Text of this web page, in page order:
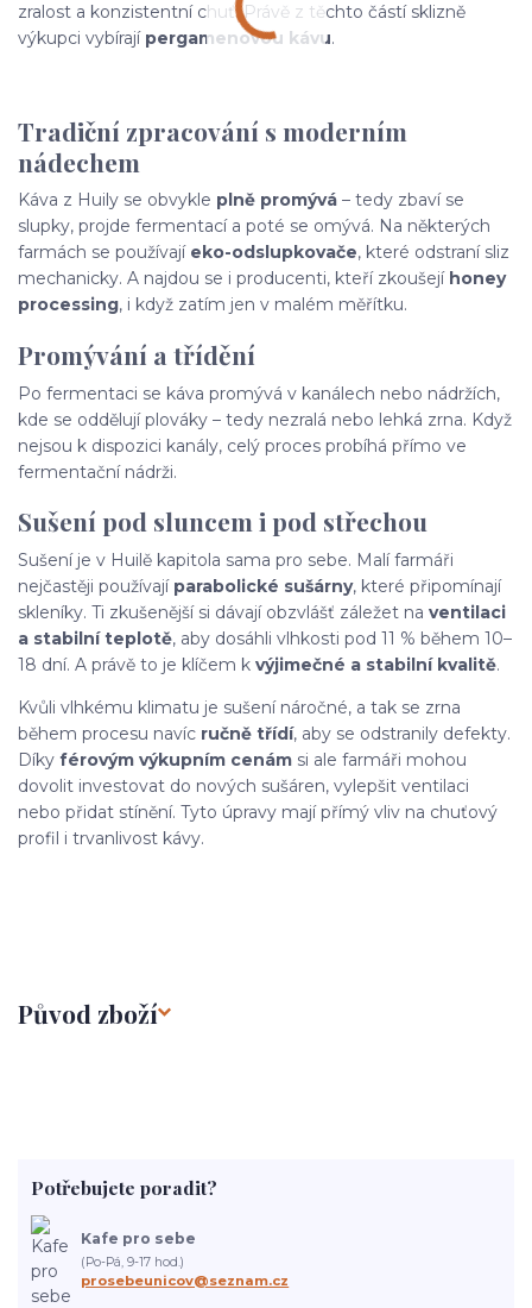
zralost a konzistentní chuť. Právě z těchto částí sklizně
výkupci vybírají pergamenovou kávu.
Tradiční zpracování s moderním
nádechem
Káva z Huily se obvykle plně promývá – tedy zbaví se
slupky, projde fermentací a poté se omývá. Na některých
farmách se používají eko-odslupkovače, které odstraní sliz
mechanicky. A najdou se i producenti, kteří zkoušejí honey
processing, i když zatím jen v malém měřítku.
Promývání a třídění
Po fermentaci se káva promývá v kanálech nebo nádržích,
kde se oddělují plováky – tedy nezralá nebo lehká zrna. Když
nejsou k dispozici kanály, celý proces probíhá přímo ve
fermentační nádrži.
Sušení pod sluncem i pod střechou
Sušení je v Huilě kapitola sama pro sebe. Malí farmáři
nejčastěji používají parabolické sušárny, které připomínají
skleníky. Ti zkušenější si dávají obzvlášť záležet na ventilaci
a stabilní teplotě, aby dosáhli vlhkosti pod 11 % během 10–
18 dní. A právě to je klíčem k výjimečné a stabilní kvalitě.
Kvůli vlhkému klimatu je sušení náročné, a tak se zrna
během procesu navíc ručně třídí, aby se odstranily defekty.
Díky férovým výkupním cenám si ale farmáři mohou
dovolit investovat do nových sušáren, vylepšit ventilaci
nebo přidat stínění. Tyto úpravy mají přímý vliv na chuťový
profil i trvanlivost kávy.
Původ zboží
Potřebujete poradit?
Kafe pro sebe
(Po-Pá, 9-17 hod.)
prosebeunicov@seznam.cz